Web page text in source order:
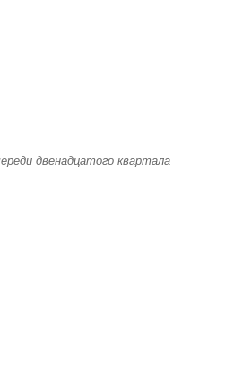
двенадцатого квартала